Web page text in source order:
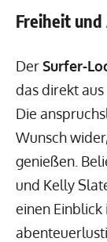
Freiheit
Der Surfer-
das direkt
Die
Wunsch
genießen.
und Kelly
einen